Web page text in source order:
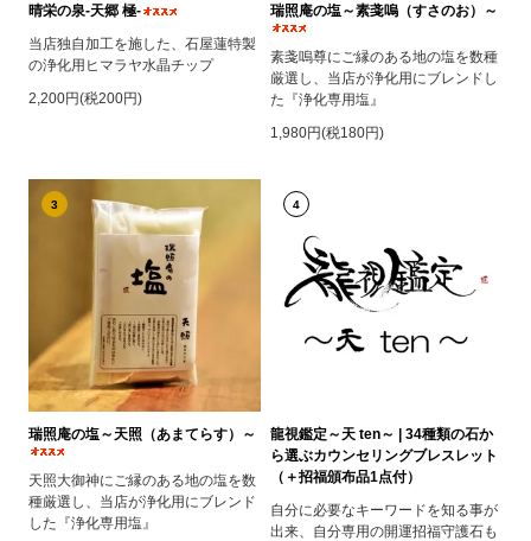
晴栄の泉‐天郷 極‐
当店独自加工を施した、石屋蓮特製
の浄化用ヒマラヤ水晶チップ
2,200円(税200円)
瑞照庵の塩～素戔嗚（すさのお）～
素戔嗚尊にご縁のある地の塩を数種
厳選し、当店が浄化用にブレンドし
た『浄化専用塩』
1,980円(税180円)
3
瑞照庵の塩～天照（あまてらす）～
天照大御神にご縁のある地の塩を数
種厳選し、当店が浄化用にブレンド
した『浄化専用塩』
4
龍視鑑定～天 ten～ | 34種類の石か
ら選ぶカウンセリングブレスレット
（＋招福頒布品1点付）
自分に必要なキーワードを知る事が
出来、自分専用の開運招福守護石も